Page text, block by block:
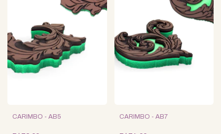
CARIMBO - AB5 CARIMBO - AB7